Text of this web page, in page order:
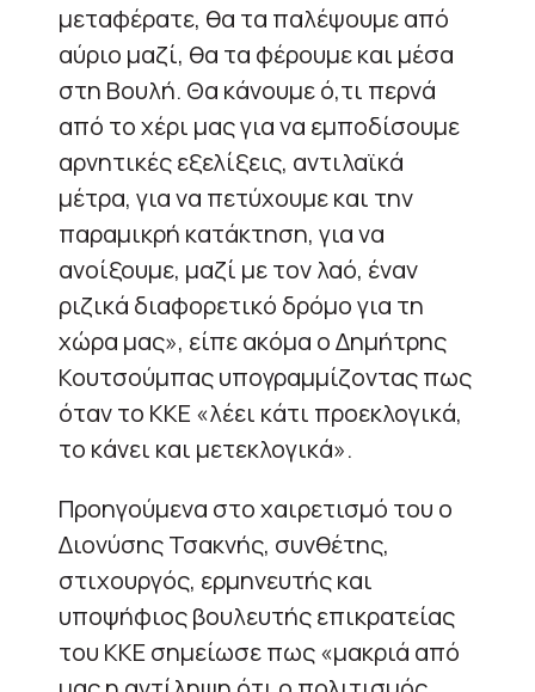
μεταφέρατε, θα τα παλέψουμε από
αύριο μαζί, θα τα φέρουμε και μέσα
στη Βουλή. Θα κάνουμε ό,τι περνά
από το χέρι μας για να εμποδίσουμε
αρνητικές εξελίξεις, αντιλαϊκά
μέτρα, για να πετύχουμε και την
παραμικρή κατάκτηση, για να
ανοίξουμε, μαζί με τον λαό, έναν
ριζικά διαφορετικό δρόμο για τη
χώρα μας», είπε ακόμα ο Δημήτρης
Κουτσούμπας υπογραμμίζοντας πως
όταν το ΚΚΕ «λέει κάτι προεκλογικά,
το κάνει και μετεκλογικά».
Προηγούμενα στο χαιρετισμό του ο
Διονύσης Τσακνής, συνθέτης,
στιχουργός, ερμηνευτής και
υποψήφιος βουλευτής επικρατείας
του ΚΚΕ σημείωσε πως «μακριά από